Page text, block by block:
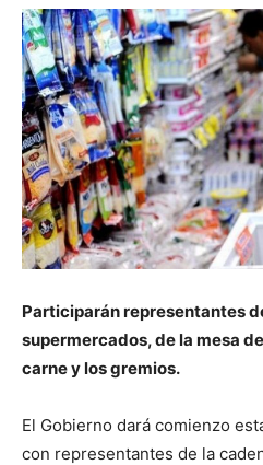
Participarán representantes
supermercados, de la mesa
carne y los gremios.
El Gobierno dará comienzo
con representantes de la